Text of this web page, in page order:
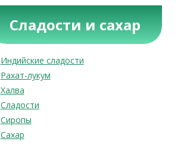
Сладости и сахар
Индийские сладости
Рахат-лукум
Халва
Сладости
Сиропы
Сахар